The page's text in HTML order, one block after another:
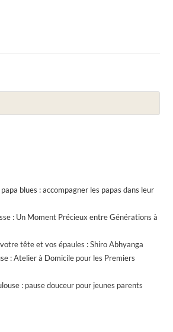
blues : accompagner les papas dans leur
: Un Moment Précieux entre Générations à
tête et vos épaules : Shiro Abhyanga
: Atelier à Domicile pour les Premiers
: pause douceur pour jeunes parents